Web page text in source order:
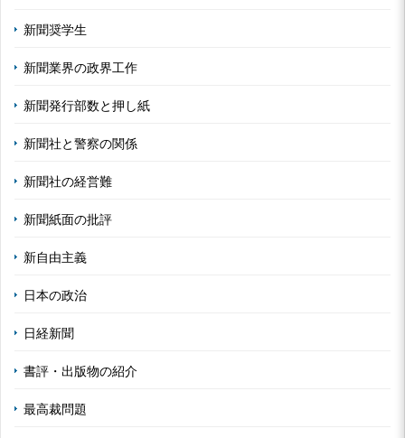
新聞奨学生
新聞業界の政界工作
新聞発行部数と押し紙
新聞社と警察の関係
新聞社の経営難
新聞紙面の批評
新自由主義
日本の政治
日経新聞
書評・出版物の紹介
最高裁問題